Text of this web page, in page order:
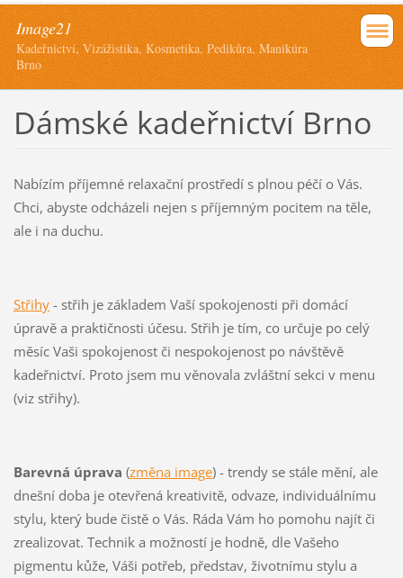
Image21
Kadeřnictví, Vizážistika, Kosmetika, Pedikůra, Manikúra
Brno
Dámské kadeřnictví Brno
Nabízím příjemné relaxační prostředí s plnou péčí o Vás.
Chci, abyste odcházeli nejen s příjemným pocitem na těle,
ale i na duchu.
Střihy- střih je základem Vaší spokojenosti při domácí
úpravě a praktičnosti účesu. Střih je tím, co určuje po celý
měsíc Vaši spokojenost či nespokojenost po návštěvě
kadeřnictví. Proto jsem mu věnovala zvláštní sekci v menu
(viz střihy).
Barevná úprava (změna image) - trendy se stále mění, ale
dnešní doba je otevřená kreativitě, odvaze, individuálnímu
stylu, který bude čistě o Vás. Ráda Vám ho pomohu najít či
zrealizovat. Technik a možností je hodně, dle Vašeho
pigmentu kůže, Váši potřeb, představ, životnímu stylu a